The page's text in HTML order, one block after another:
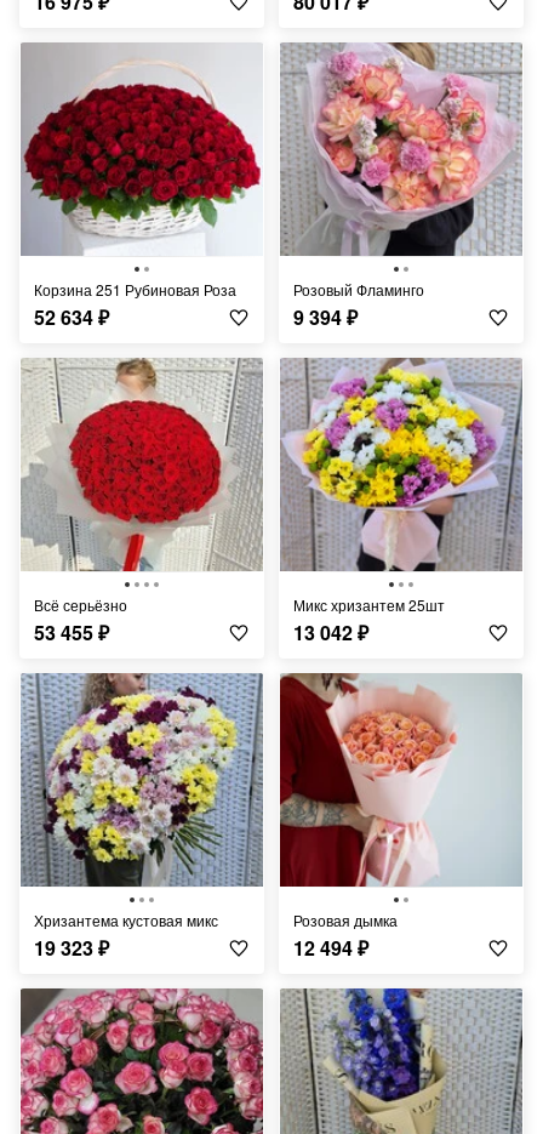
Корзина 251 Рубиновая Роза
52 634₽
Розовый Фламинго
9 394₽
Всё серьёзно
53 455₽
Микс хризантем 25шт
13 042₽
Хризантема кустовая микс
19 323₽
Розовая дымка
12 494₽